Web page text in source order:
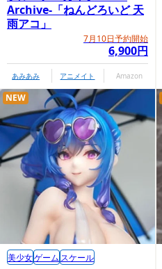
Archive-「ねんどろいど 天
雨アコ」
7月10日予約開始
6,900円
あみあみ アニメイト Amazon
NEW
美少女ゲーム スケール